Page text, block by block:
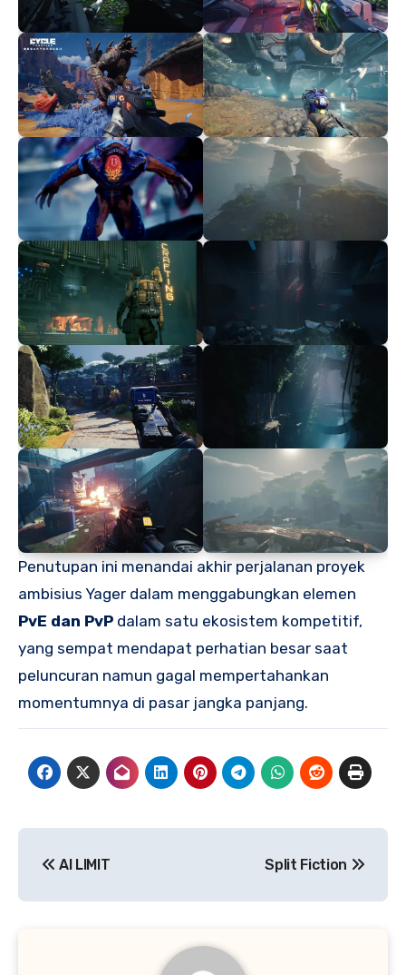
Penutupan ini menandai akhir perjalanan proyek
ambisius Yager dalam menggabungkan elemen
PvE dan PvP dalam satu ekosistem kompetitif,
yang sempat mendapat perhatian besar saat
peluncuran namun gagal mempertahankan
momentumnya di pasar jangka panjang.
AI LIMIT Split Fiction